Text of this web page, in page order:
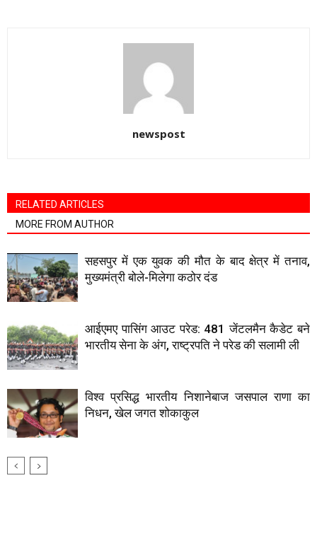
newspost
RELATED ARTICLES
MORE FROM AUTHOR
सहसपुर में एक युवक की मौत के बाद क्षेत्र में तनाव,
मुख्यमंत्री बोले-मिलेगा कठोर दंड
आईएमए पासिंग आउट परेड: 481 जेंटलमैन कैडेट बने
भारतीय सेना के अंग, राष्ट्रपति ने परेड की सलामी ली
विश्व प्रसिद्ध भारतीय निशानेबाज जसपाल राणा का
निधन, खेल जगत शोकाकुल